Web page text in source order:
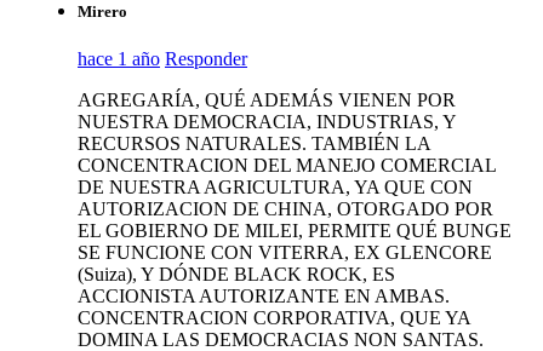
Mirero
hace 1 año Responder
AGREGARÍA, QUÉ ADEMÁS VIENEN POR
NUESTRA DEMOCRACIA, INDUSTRIAS, Y
RECURSOS NATURALES. TAMBIÉN LA
CONCENTRACION DEL MANEJO COMERCIAL
DE NUESTRA AGRICULTURA, YA QUE CON
AUTORIZACION DE CHINA, OTORGADO POR
EL GOBIERNO DE MILEI, PERMITE QUÉ BUNGE
SE FUNCIONE CON VITERRA, EX GLENCORE
(Suiza), Y DÓNDE BLACK ROCK, ES
ACCIONISTA AUTORIZANTE EN AMBAS.
CONCENTRACION CORPORATIVA, QUE YA
DOMINA LAS DEMOCRACIAS NON SANTAS.